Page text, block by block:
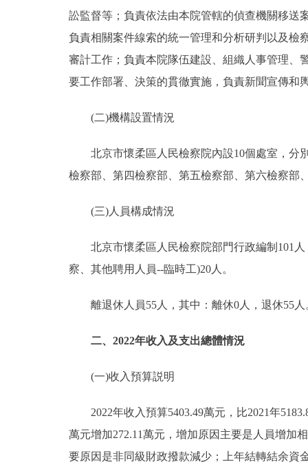
訟監督等；負責依法由本院管轄的偵查機關移送
負責相關案件線索的統一管理和分析研判以及檢
審計工作；負責本院隊伍建設、組織人事管理、
要工作部署、決策的貫徹實施，負責新聞宣傳和
(二)機構設置情況
北京市懷柔區人民檢察院內設10個處室，分別
檢察部、第四檢察部、第五檢察部、第六檢察部
(三)人員構成情況
北京市懷柔區人民檢察院部門行政編制101人
察、其他聘用人員--臨時工)20人。
離退休人員55人，其中：離休0人，退休55人
二、2022年收入及支出總體情況
(一)收入預算説明
2022年收入預算5403.49萬元，比2021年
萬元增加272.11萬元，增加原因主要是人員增加
要原因是非同級財政撥款減少；上年結轉結余資